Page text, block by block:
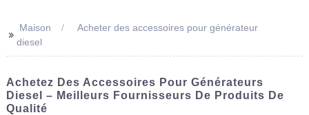
>> Maison
Acheter des accessoires pour générateur
diesel
Achetez Des Accessoires Pour Générateurs
Diesel – Meilleurs Fournisseurs De Produits De
Qualité